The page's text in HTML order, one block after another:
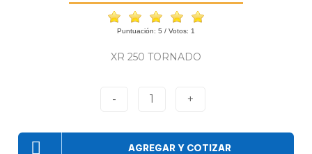
Puntuación: 5 / Votos: 1
XR 250 TORNADO
- 1 +
AGREGAR Y COTIZAR